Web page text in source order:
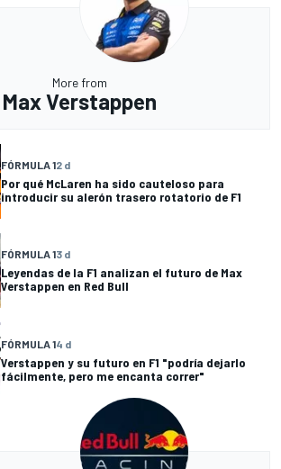
More from
Max Verstappen
FÓRMULA 12 d
Por qué McLaren ha sido cauteloso para
introducir su alerón trasero rotatorio de F1
FÓRMULA 13 d
Leyendas de la F1 analizan el futuro de Max
Verstappen en Red Bull
FÓRMULA 14 d
Verstappen y su futuro en F1 "podría dejarlo
fácilmente, pero me encanta correr"